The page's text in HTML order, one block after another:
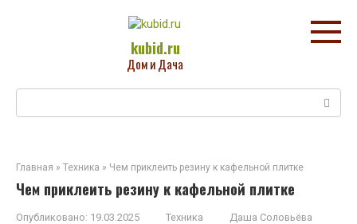
kubid.ru
Дом и Дача
Главная » Техника » Чем приклеить резину к кафельной плитке
Чем приклеить резину к кафельной плитке
Опубликовано: 19.03.2025 Техника Даша Соловьёва